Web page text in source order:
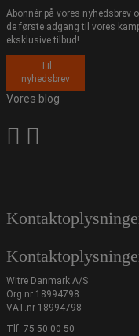
Abonnér på vores nyhedsbrev
de første adgang til vores
eksklusive tilbud!
Til
nyhedsbrev
Vores blog
Witre Danmark A/S
Org.nr 18994798
VAT.nr 18994798
Tlf: 75 50 00 50